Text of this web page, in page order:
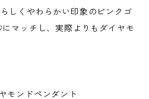
しくやわらかい印象のピンクゴ
マッチし、実際よりもダイヤモ
モンドペンダント